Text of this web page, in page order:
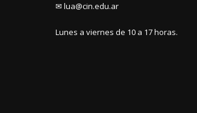
✉ lua@cin.edu.ar
Lunes a viernes de 10 a 17 horas.